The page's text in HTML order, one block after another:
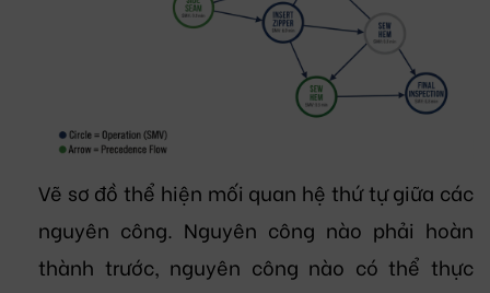
Vẽ sơ đồ thể hiện mối quan hệ thứ tự giữa các
nguyên công. Nguyên công nào phải hoàn
thành trước, nguyên công nào có thể thực